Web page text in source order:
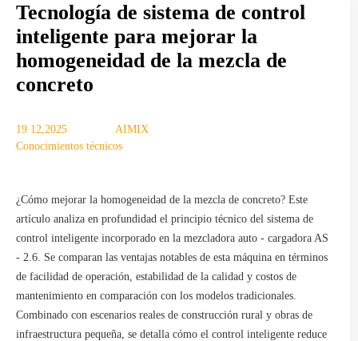
Tecnología de sistema de control
inteligente para mejorar la
homogeneidad de la mezcla de
concreto
19 12,2025
AIMIX
Conocimientos técnicos
¿Cómo mejorar la homogeneidad de la mezcla de concreto? Este
artículo analiza en profundidad el principio técnico del sistema de
control inteligente incorporado en la mezcladora auto - cargadora AS
- 2.6. Se comparan las ventajas notables de esta máquina en términos
de facilidad de operación, estabilidad de la calidad y costos de
mantenimiento en comparación con los modelos tradicionales.
Combinado con escenarios reales de construcción rural y obras de
infraestructura pequeña, se detalla cómo el control inteligente reduce